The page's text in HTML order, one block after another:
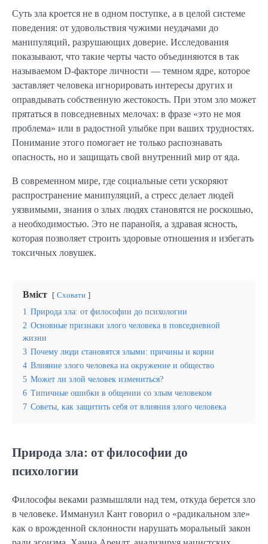
Суть зла кроется не в одном поступке, а в целой системе
поведения: от удовольствия чужими неудачами до
манипуляций, разрушающих доверие. Исследования
показывают, что такие черты часто объединяются в так
называемом D-факторе личности — темном ядре, которое
заставляет человека игнорировать интересы других и
оправдывать собственную жестокость. При этом зло может
прятаться в повседневных мелочах: в фразе «это не моя
проблема» или в радостной улыбке при ваших трудностях.
Понимание этого помогает не только распознавать
опасность, но и защищать свой внутренний мир от яда.
В современном мире, где социальные сети ускоряют
распространение манипуляций, а стресс делает людей
уязвимыми, знания о злых людях становятся не роскошью,
а необходимостью. Это не паранойя, а здравая ясность,
которая позволяет строить здоровые отношения и избегать
токсичных ловушек.
Вміст Сховати
1 Природа зла: от философии до психологии
2 Основные признаки злого человека в повседневной
жизни
3 Почему люди становятся злыми: причины и корни
4 Влияние злого человека на окружение и общество
5 Может ли злой человек измениться?
6 Типичные ошибки в общении со злым человеком
7 Советы, как защитить себя от влияния злого человека
Природа зла: от философии до
психологии
Философы веками размышляли над тем, откуда берется зло
в человеке. Иммануил Кант говорил о «радикальном зле»
как о врожденной склонности нарушать моральный закон